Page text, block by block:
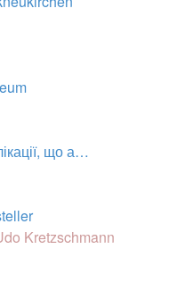
що а…
Kretzschmann